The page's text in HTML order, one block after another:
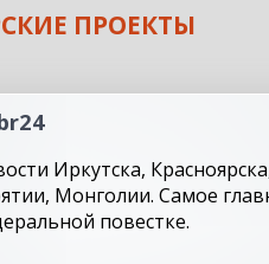
ПРОЕКТЫ
Иркутска,
Монголии. Самое
повестке.